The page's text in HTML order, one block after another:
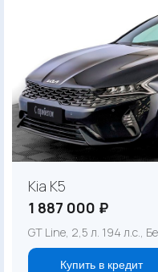
Kia K5
1 887 000 ₽
GT Line, 2,5 л. 194 л.с.,
Купить в кредит